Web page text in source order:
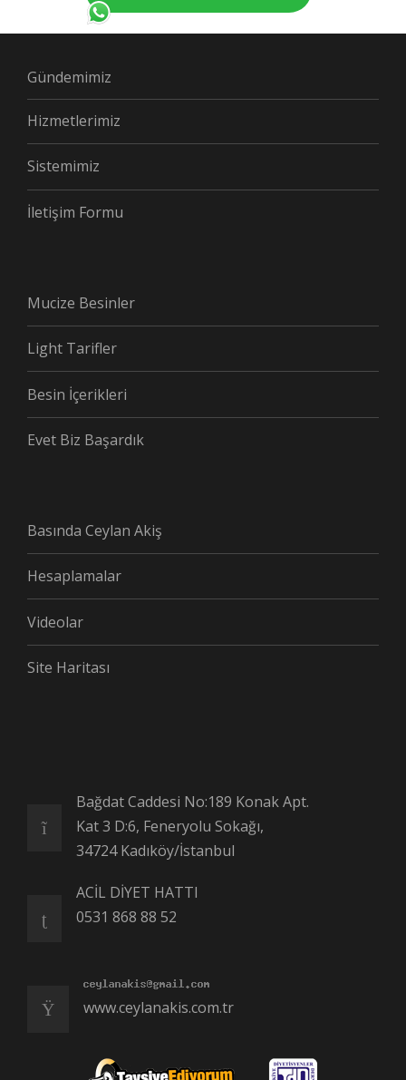
Gündemimiz
Hizmetlerimiz
Sistemimiz
İletişim Formu
Mucize Besinler
Light Tarifler
Besin İçerikleri
Evet Biz Başardık
Basında Ceylan Akiş
Hesaplamalar
Videolar
Site Haritası
Bağdat Caddesi No:189 Konak Apt.
Kat 3 D:6, Feneryolu Sokağı,
34724 Kadıköy/İstanbul
ACİL DİYET HATTI
0531 868 88 52
www.ceylanakis.com.tr